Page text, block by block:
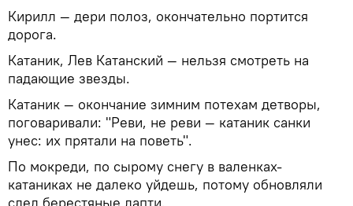
Кирилл — дери полоз, окончательно портится
дорога.
Катаник, Лев Катанский — нельзя смотреть на
падающие звезды.
Катаник — окончание зимним потехам детворы,
поговаривали: "Реви, не реви — катаник санки
унес: их прятали на поветь".
По мокреди, по сырому снегу в валенках-
катаниках не далеко уйдешь, потому обновляли
след берестяные лапти.